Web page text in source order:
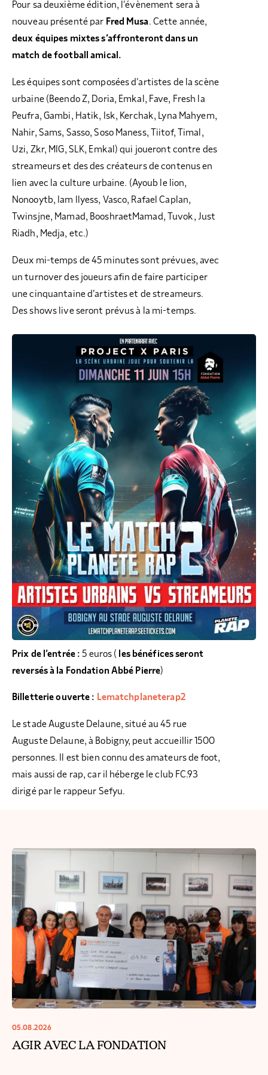
Pour sa deuxième édition, l’évènement sera à
nouveau présenté par Fred Musa. Cette année,
deux équipes mixtes s’affronteront dans un
match de football amical.
Les équipes sont composées d’artistes de la scène
urbaine (Beendo Z, Doria, Emkal, Fave, Fresh la
Peufra, Gambi, Hatik, Isk, Kerchak, Lyna Mahyem,
Nahir, Sams, Sasso, Soso Maness, Tiitof, Timal,
Uzi, Zkr, MIG, SLK, Emkal) qui joueront contre des
streameurs et des des créateurs de contenus en
lien avec la culture urbaine. (Ayoub le lion,
Nonooytb, Iam Ilyess, Vasco, Rafael Caplan,
Twinsjne, Mamad, BooshraetMamad, Tuvok, Just
Riadh, Medja, etc.)
Deux mi-temps de 45 minutes sont prévues, avec
un turnover des joueurs afin de faire participer
une cinquantaine d’artistes et de streameurs.
Des shows live seront prévus à la mi-temps.
Prix de l’entrée : 5 euros ( les bénéfices seront
reversés à la Fondation Abbé Pierre)
Billetterie ouverte : Lematchplaneterap2
Le stade Auguste Delaune, situé au 45 rue
Auguste Delaune, à Bobigny, peut accueillir 1500
personnes. Il est bien connu des amateurs de foot,
mais aussi de rap, car il héberge le club FC.93
dirigé par le rappeur Sefyu.
05.08.2026
AGIR AVEC LA FONDATION